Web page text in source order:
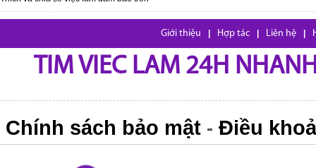
Giới thiệu Hợp tác Liên hệ
TIM VIEC LAM 24H
Chính sách bảo mật - Điều